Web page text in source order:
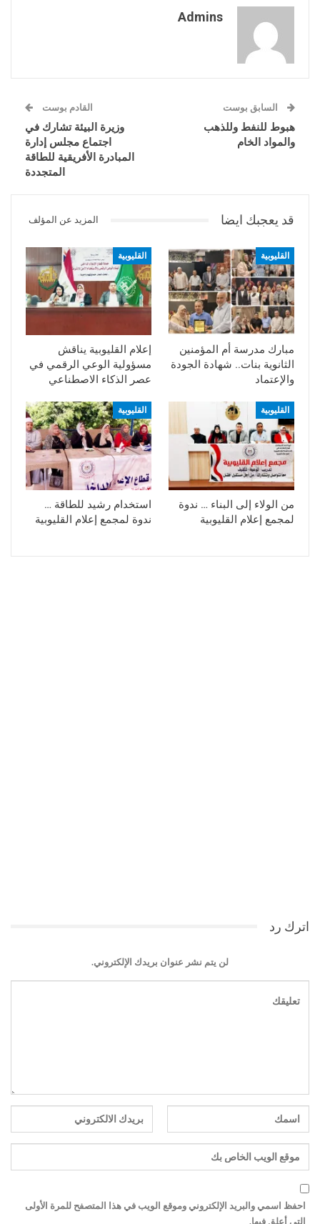
Admins
السابق بوست
هبوط للنفط وللذهب
والمواد الخام
القادم بوست
وزيرة البيئة تشارك في
اجتماع مجلس إدارة
المبادرة الأفريقية للطاقة
المتجددة
قد يعجبك ايضا المزيد عن المؤلف
القليوبية
مبارك مدرسة أم المؤمنين
الثانوية بنات.. شهادة الجودة
والإعتماد
القليوبية
إعلام القليوبية يناقش
مسؤولية الوعي الرقمي في
عصر الذكاء الاصطناعي
القليوبية
من الولاء إلى البناء … ندوة
لمجمع إعلام القليوبية
القليوبية
استخدام رشيد للطاقة …
ندوة لمجمع إعلام القليوبية
اترك رد
لن يتم نشر عنوان بريدك الإلكتروني.
احفظ اسمي والبريد الإلكتروني وموقع الويب في هذا المتصفح للمرة الأولى
التي أعلق فيها.